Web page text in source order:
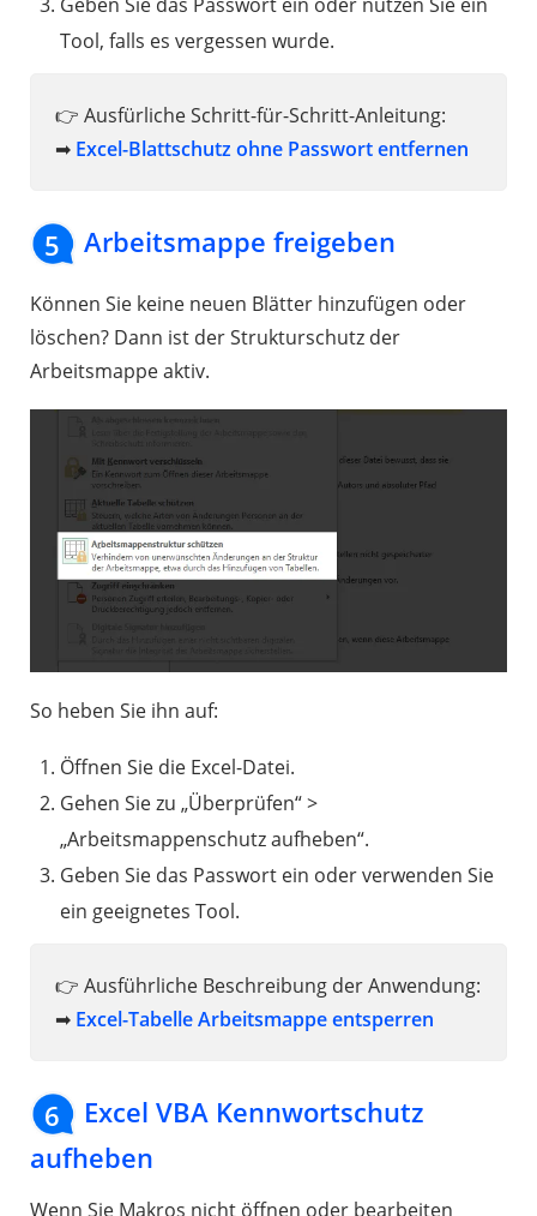
Tool, falls es vergessen wurde.
👉 Ausfürliche Schritt-für-Schritt-Anleitung:
➡ Excel-Blattschutz ohne Passwort entfernen
5 Arbeitsmappe freigeben
Können Sie keine neuen Blätter hinzufügen oder
löschen? Dann ist der Strukturschutz der
Arbeitsmappe aktiv.
So heben Sie ihn auf:
Öffnen Sie die Excel-Datei.
Gehen Sie zu „Überprüfen“ >
„Arbeitsmappenschutz aufheben“.
Geben Sie das Passwort ein oder verwenden Sie
ein geeignetes Tool.
👉 Ausführliche Beschreibung der Anwendung:
➡ Excel-Tabelle Arbeitsmappe entsperren
6
Excel VBA Kennwortschutz
aufheben
Wenn Sie Makros nicht öffnen oder bearbeiten